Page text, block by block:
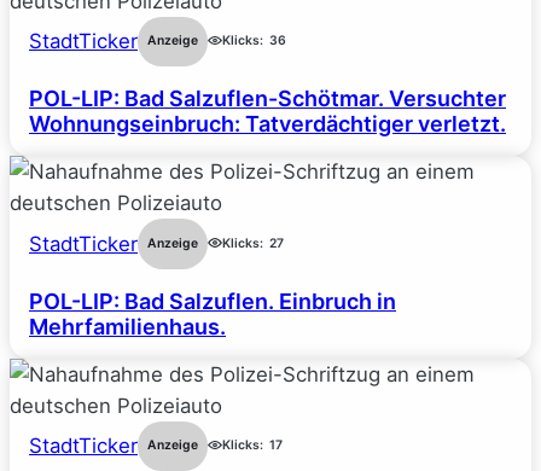
StadtTicker Anzeige Klicks: 36
POL-LIP: Bad Salzuflen-Schötmar. Versuchter
Wohnungseinbruch: Tatverdächtiger verletzt.
StadtTicker Anzeige Klicks: 27
POL-LIP: Bad Salzuflen. Einbruch in
Mehrfamilienhaus.
StadtTicker Anzeige Klicks: 17